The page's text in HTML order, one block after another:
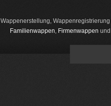
Wappenerstellung,
Familienwappen, Firmenwappen und